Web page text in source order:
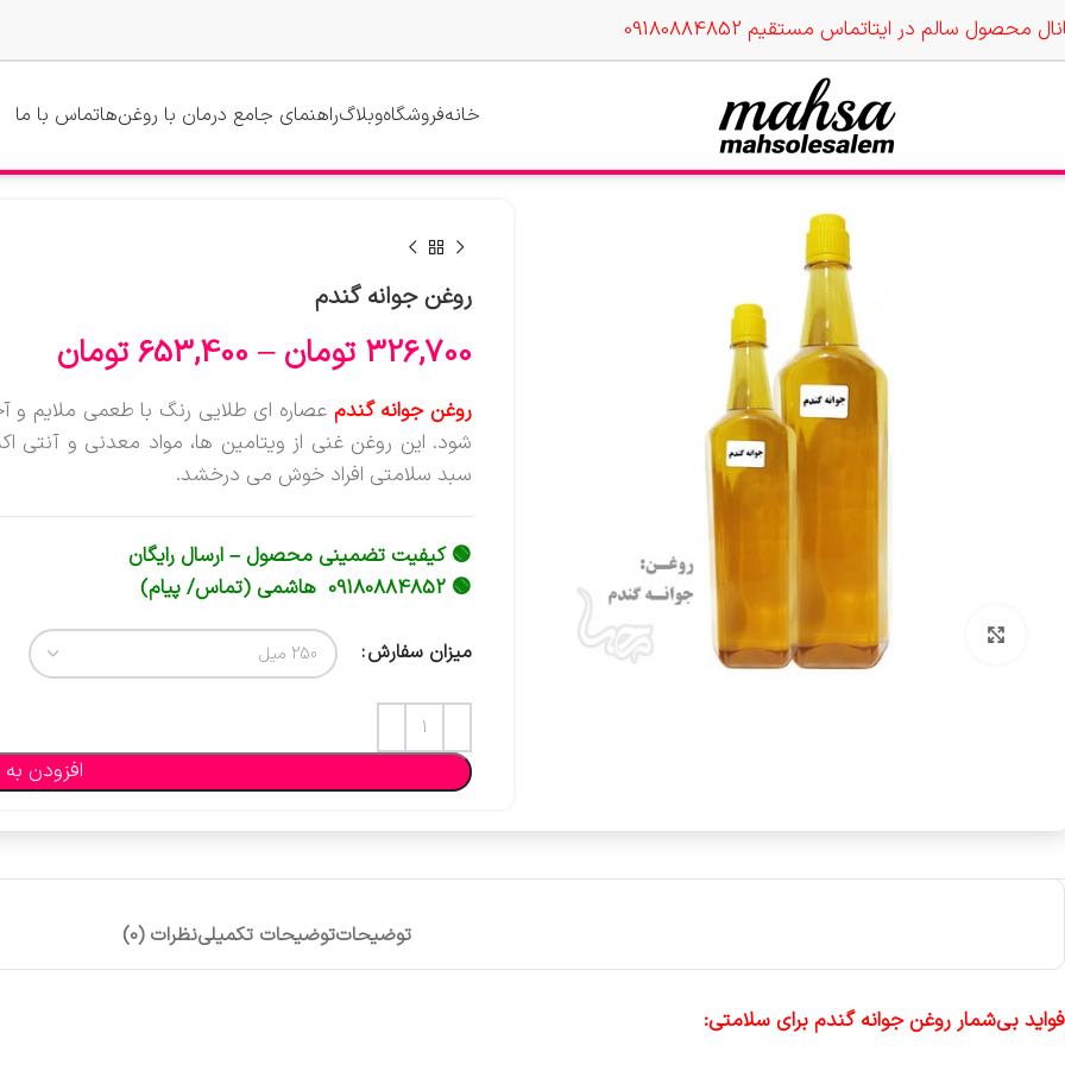
محصول سالم در ایتاتماس مستقیم 09180884852
خانهفروشگاهوبلاگراهنمای جامع درمان با روغن‌هاتماس با ما
بزرگنمایی تصویر
روغن جوانه گندم
326,700 تومان –
653,400 تومان
روغن جوانه گندم عصاره ای طلایی رنگ با طعمی ملایم و
شود. این روغن غنی از ویتامین ها، مواد معدنی و
سبد سلامتی افراد خوش می درخشد.
🟢 کیفیت تضمینی محصول – ارسال رایگان
🟢 09180884852 هاشمی (تماس/ پیام)
میزان سفارش
افزودن
توضیحاتتوضیحات تکمیلینظرات (0)
فواید بی‌شمار روغن جوانه گندم برای سلامتی: